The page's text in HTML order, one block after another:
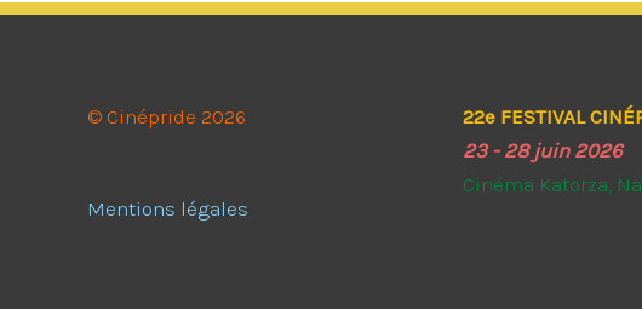
© Cinépride 2026
Mentions légales
22e FESTIVAL
23 - 28 juin 2026
Cinéma Katorza,